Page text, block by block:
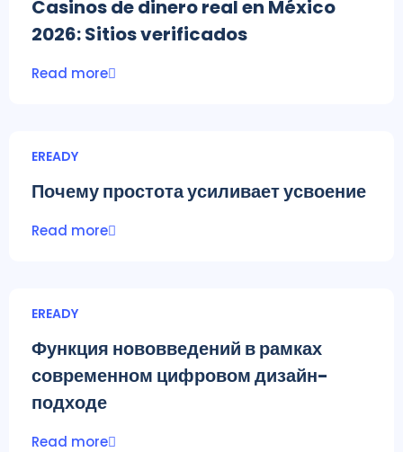
Casinos de dinero real en México
2026: Sitios verificados
Read more
EREADY
Почему простота усиливает усвоение
Read more
EREADY
Функция нововведений в рамках
современном цифровом дизайн-
подходе
Read more